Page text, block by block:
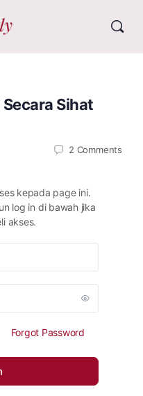
Sihat
2 Comments
kepada page ini.
log in di bawah jika
akses.
Forgot Password